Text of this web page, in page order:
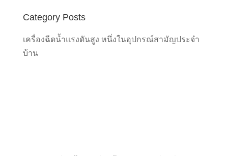
Category Posts
เครื่องฉีดน้ำแรงดันสูง หนึ่งในอุปกรณ์สามัญประจำ
บ้าน